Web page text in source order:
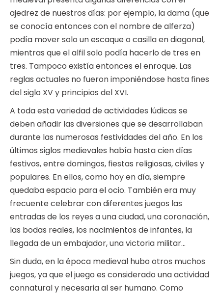
ajedrez de nuestros días: por ejemplo, la dama (que
se conocía entonces con el nombre de alferza)
podía mover solo un escaque o casilla en diagonal,
mientras que el alfil solo podía hacerlo de tres en
tres. Tampoco existía entonces el enroque. Las
reglas actuales no fueron imponiéndose hasta fines
del siglo XV y principios del XVI.
A toda esta variedad de actividades lúdicas se
deben añadir las diversiones que se desarrollaban
durante las numerosas festividades del año. En los
últimos siglos medievales había hasta cien días
festivos, entre domingos, fiestas religiosas, civiles y
populares. En ellos, como hoy en día, siempre
quedaba espacio para el ocio. También era muy
frecuente celebrar con diferentes juegos las
entradas de los reyes a una ciudad, una coronación,
las bodas reales, los nacimientos de infantes, la
llegada de un embajador, una victoria militar…
Sin duda, en la época medieval hubo otros muchos
juegos, ya que el juego es considerado una actividad
connatural y necesaria al ser humano. Como